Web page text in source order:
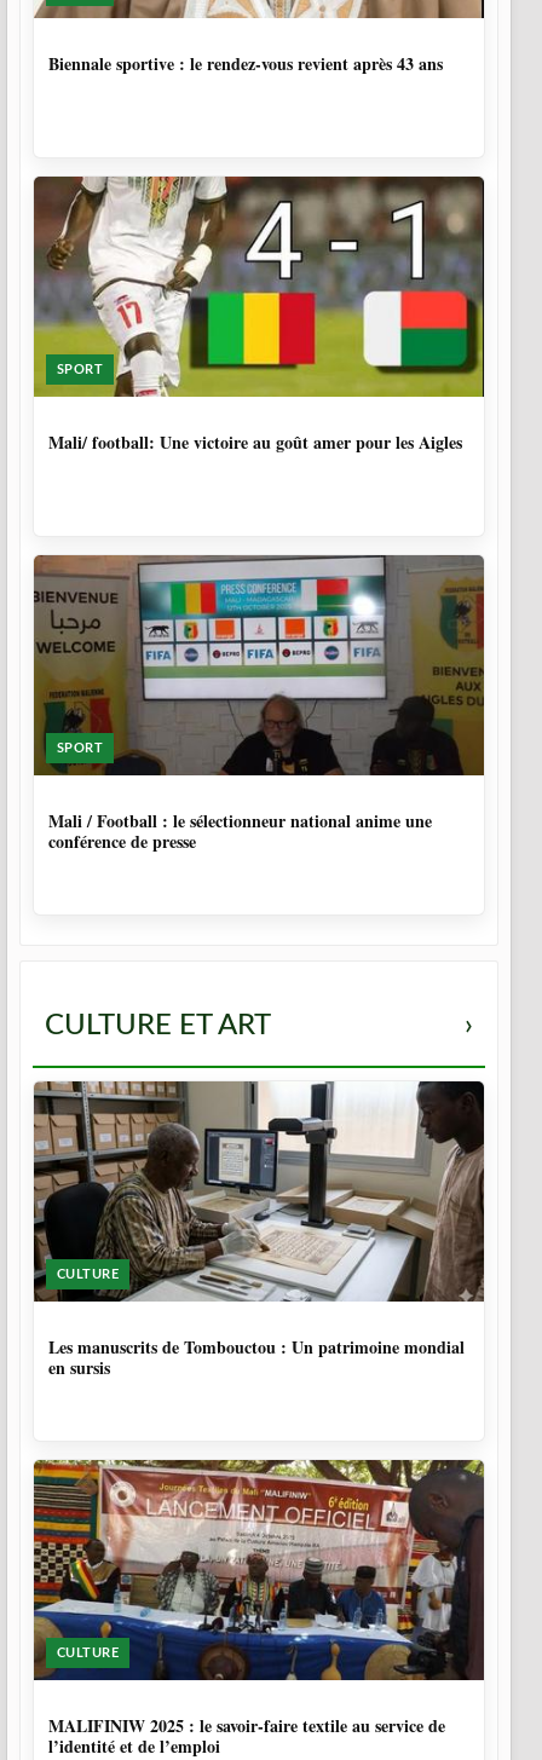
Biennale sportive : le rendez-vous revient après 43 ans
SPORT
Mali/ football: Une victoire au goût amer pour les Aigles
SPORT
Mali / Football : le sélectionneur national anime une
conférence de presse
CULTURE ET ART ›
CULTURE
Les manuscrits de Tombouctou : Un patrimoine mondial
en sursis
CULTURE
MALIFINIW 2025 : le savoir-faire textile au service de
l’identité et de l’emploi